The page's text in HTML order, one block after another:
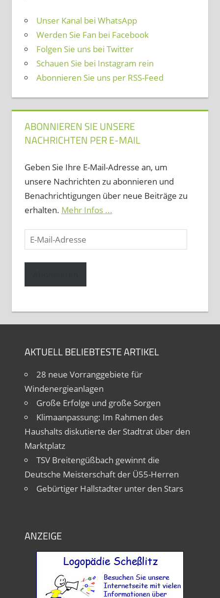
Unser Kanal bei WhatsApp
Werden Sie Fan bei Facebook
Folgen Sie uns bei Twitter
Schauen Sie bei Instagram rein
Abonnieren Sie uns per RSS-Feed
ABONNIEREN SIE UNSERE
NACHRICHTEN PER E-MAIL
Geben Sie Ihre E-Mail-Adresse an, um
unsere Nachrichten zu abonnieren und
Benachrichtigungen über neue Beiträge zu
erhalten. Mehr Infos ...
E-
Mail-
Adresse
AKTUELL BELIEBTESTE ARTIKEL
28 neue Vorranggebiete für
Windenergieanlagen
Große Erfolge und große Sorgen
Klimaanpassung: Im Rahmen des
Haushalts diskutierte der Stadtrat über den
Marktplatz
TSV Breitengüßbach gewinnt die
Deutsche Meisterschaft der Ü55-Herren
Gebürtiger Hallstadter unter den Stars
ANZEIGE